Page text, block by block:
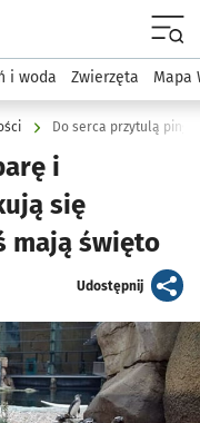
Środowisko we
i woda Zwierzęta Mapa
Do serca przytulą
i
się
mają święto
Udostępnijartykuł